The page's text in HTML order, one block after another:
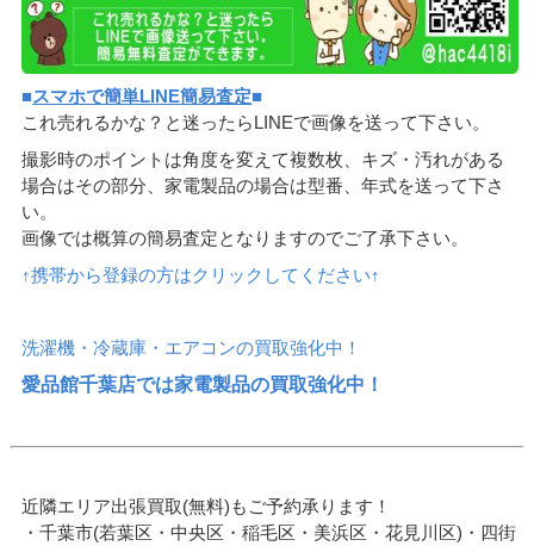
■スマホで簡単LINE簡易査定■
これ売れるかな？と迷ったらLINEで画像を送って下さい。
撮影時のポイントは角度を変えて複数枚、キズ・汚れがある
場合はその部分、家電製品の場合は型番、年式を送って下さ
い。
画像では概算の簡易査定となりますのでご了承下さい。
↑携帯から登録の方はクリックしてください↑
洗濯機・冷蔵庫・エアコンの買取強化中！
愛品館千葉店では家電製品の買取強化中！
近隣エリア出張買取(無料)もご予約承ります！
・千葉市(若葉区・中央区・稲毛区・美浜区・花見川区)・四街